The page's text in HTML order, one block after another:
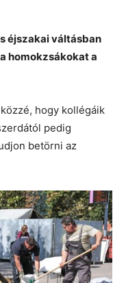
éjszakai váltásban
homokzsákokat a
hogy kollégáik
pedig
betörni az